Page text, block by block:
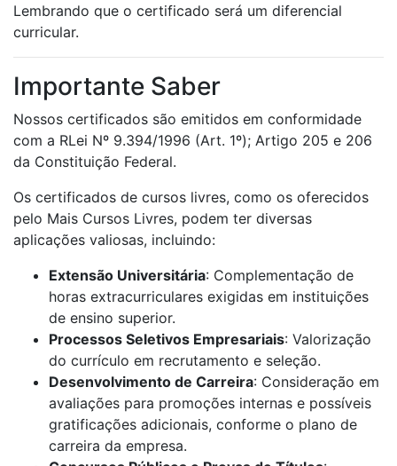
Lembrando que o certificado será um diferencial
curricular.
Importante Saber
Nossos certificados são emitidos em conformidade
com a RLei Nº 9.394/1996 (Art. 1º); Artigo 205 e 206
da Constituição Federal.
Os certificados de cursos livres, como os oferecidos
pelo Mais Cursos Livres, podem ter diversas
aplicações valiosas, incluindo:
Extensão Universitária: Complementação de
horas extracurriculares exigidas em instituições
de ensino superior.
Processos Seletivos Empresariais: Valorização
do currículo em recrutamento e seleção.
Desenvolvimento de Carreira: Consideração em
avaliações para promoções internas e possíveis
gratificações adicionais, conforme o plano de
carreira da empresa.